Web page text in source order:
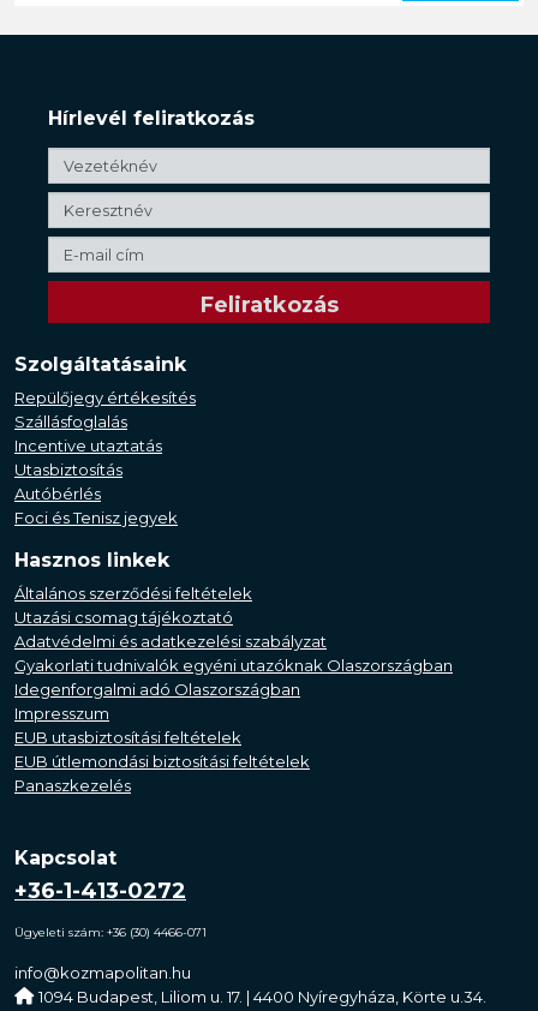
Hírlevél feliratkozás
Szolgáltatásaink
Repülőjegy értékesítés
Szállásfoglalás
Incentive utaztatás
Utasbiztosítás
Autóbérlés
Foci és Tenisz jegyek
Hasznos linkek
Általános szerződési feltételek
Utazási csomag tájékoztató
Adatvédelmi és adatkezelési szabályzat
Gyakorlati tudnivalók egyéni utazóknak Olaszországban
Idegenforgalmi adó Olaszországban
Impresszum
EUB utasbiztosítási feltételek
EUB útlemondási biztosítási feltételek
Panaszkezelés
Kapcsolat
+36-1-413-0272
Ügyeleti szám: +36 (30) 4466-071
info@kozmapolitan.hu
1094 Budapest, Liliom u. 17. | 4400 Nyíregyháza, Körte u.34.